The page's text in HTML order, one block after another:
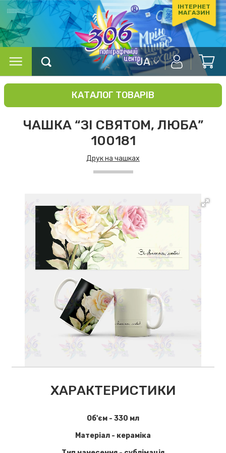
ІНТЕРНЕТ
МАГАЗИН
UA
КАТАЛОГ ТОВАРІВ
ЧАШКА “ЗІ СВЯТОМ, ЛЮБА”
100181
Друк на чашках
ХАРАКТЕРИСТИКИ
Об'єм - 330 мл
Матеріал - кераміка